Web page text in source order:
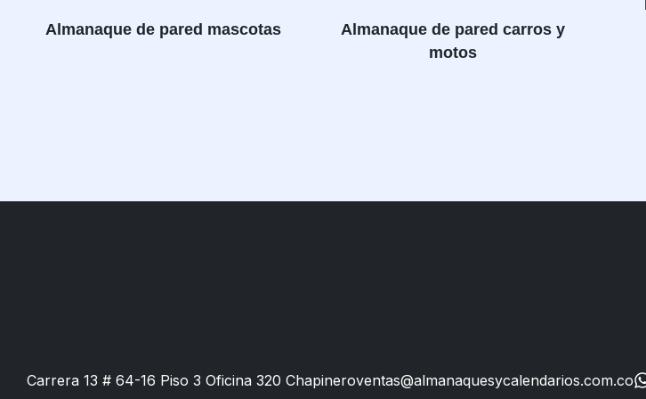
Almanaque de pared mascotas
Almanaque de pared carros y
motos
Carrera 13 # 64-16 Piso 3 Oficina 320 Chapineroventas@almanaquesycalendarios.com.co